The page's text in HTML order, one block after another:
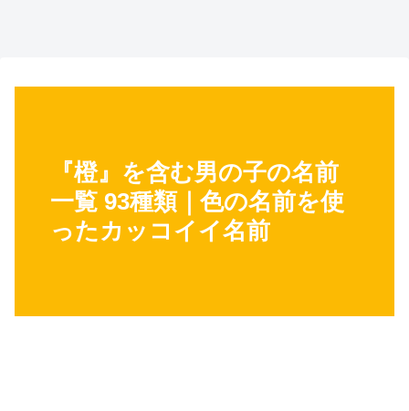
『橙』を含む男の子の名前
一覧 93種類｜色の名前を使
ったカッコイイ名前